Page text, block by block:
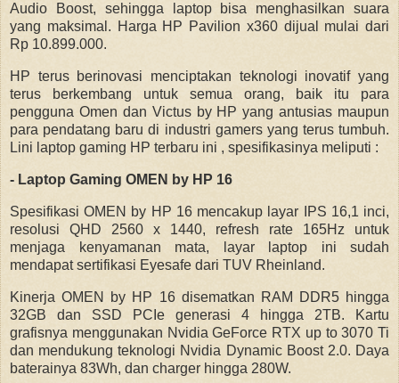
Audio Boost, sehingga laptop bisa menghasilkan suara
yang maksimal. Harga HP Pavilion x360 dijual mulai dari
Rp 10.899.000.
HP terus berinovasi menciptakan teknologi inovatif yang
terus berkembang untuk semua orang, baik itu para
pengguna Omen dan Victus by HP yang antusias maupun
para pendatang baru di industri gamers yang terus tumbuh.
Lini laptop gaming HP terbaru ini , spesifikasinya meliputi :
- Laptop Gaming OMEN by HP 16
Spesifikasi OMEN by HP 16 mencakup layar IPS 16,1 inci,
resolusi QHD 2560 x 1440, refresh rate 165Hz untuk
menjaga kenyamanan mata, layar laptop ini sudah
mendapat sertifikasi Eyesafe dari TUV Rheinland.
Kinerja OMEN by HP 16 disematkan RAM DDR5 hingga
32GB dan SSD PCIe generasi 4 hingga 2TB. Kartu
grafisnya menggunakan Nvidia GeForce RTX up to 3070 Ti
dan mendukung teknologi Nvidia Dynamic Boost 2.0. Daya
baterainya 83Wh, dan charger hingga 280W.